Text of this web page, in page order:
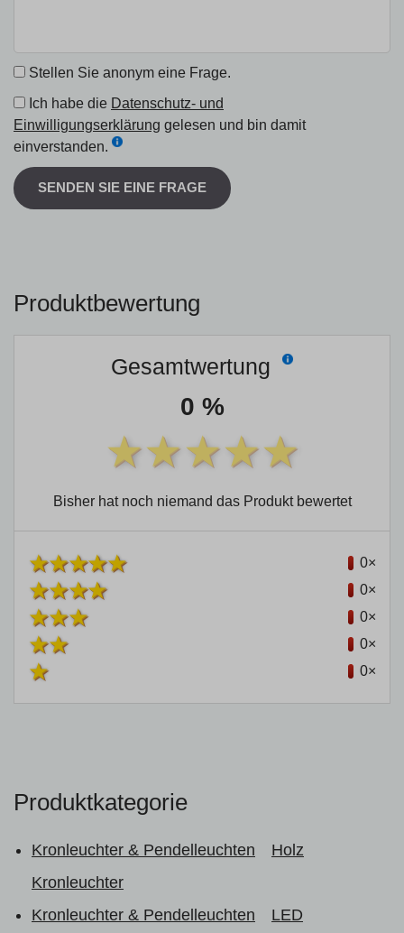
Stellen Sie anonym eine Frage.
Ich habe die Datenschutz- und
Einwilligungserklärung gelesen und bin damit
einverstanden.
SENDEN SIE EINE FRAGE
Produktbewertung
Gesamtwertung
0 %
Bisher hat noch niemand das Produkt bewertet
0×
0×
0×
0×
0×
Produktkategorie
Kronleuchter & Pendelleuchten
Holz
Kronleuchter
Kronleuchter & Pendelleuchten
LED